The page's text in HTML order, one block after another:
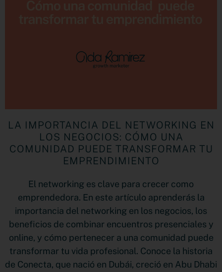
LA IMPORTANCIA DEL NETWORKING EN
LOS NEGOCIOS: CÓMO UNA
COMUNIDAD PUEDE TRANSFORMAR TU
EMPRENDIMIENTO
El networking es clave para crecer como
emprendedora. En este artículo aprenderás la
importancia del networking en los negocios, los
beneficios de combinar encuentros presenciales y
online, y cómo pertenecer a una comunidad puede
transformar tu vida profesional. Conoce la historia
de Conecta, que nació en Dubái, creció en Abu Dhabi